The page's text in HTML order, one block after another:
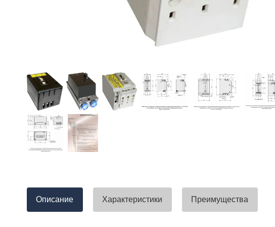
Наоборот, деревянные элементы опор высокого
качества, пропитка заболонного слоя древесины
На комплектные изделия (опоры ЛЭП),
впервые на моей памяти компания
производитель и поставщик опор ЛЭП
сопровождает опоры ЛЭП такими документами.
Приятно работать с таким ответственным
поставщиком!
успели закрыть смету большого
вы получили хороший заказ))
Описание Характеристики Преимущества